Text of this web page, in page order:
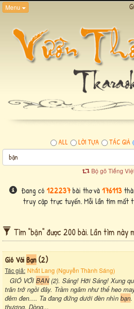
Menu
ALL LỜI TỰA TÁC GIẢ
Bộ gõ Tiếng
Đang có 122237bài thơ và 176113
truy cập trực tuyến. Mỗi lần tìm mất
Tìm "bận" được 200 bài. Lần tìm này
Gió VớiBạn(2)
Tác giả: Nhất Lang (Nguyễn Thành Sáng)
GIÓ VỚI BẠN(2). Sáng! Hỡi Sáng! Xung
trăn trở ngồi đây. Trầm ngâm như thể heo
đêm đen…. Ta đang đứng dưới đèn nhìn bạn
thương. Dòng...